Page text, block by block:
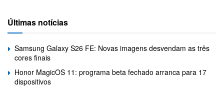
Últimas notícias
Samsung Galaxy S26 FE: Novas imagens desvendam as três
cores finais
Honor MagicOS 11: programa beta fechado arranca para 17
dispositivos